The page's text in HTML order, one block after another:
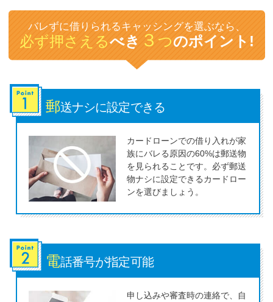
の理由
無利息期間を利用して利息0円で
お金を借りる3つのポイント
種類・特徴別一覧
その他コラム
今月の家賃払えない…2ヵ月目に
は解決しないと危険な理由と対
処法3つ
家賃払えないが強制退去は避け
たい…市役所に相談より賢い方
バレずに借りられるキャッシングを選ぶなら、
必ず押さえるべき ３ つのポイント!
郵送ナシに設定できる
カードローンでの借り入れが家
族にバレる原因の60%は郵送物
を見られることです。必ず郵送
物ナシに設定できるカードロー
ンを選びましょう。
電話番号が指定可能
申し込みや審査時の連絡で、自